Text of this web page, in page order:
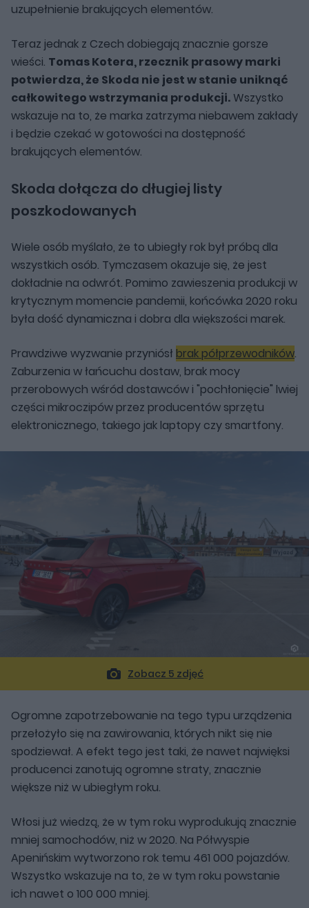
uzupełnienie brakujących elementów.
Teraz jednak z Czech dobiegają znacznie gorsze
wieści. Tomas Kotera, rzecznik prasowy marki
potwierdza, że Skoda nie jest w stanie uniknąć
całkowitego wstrzymania produkcji. Wszystko
wskazuje na to, że marka zatrzyma niebawem zakłady
i będzie czekać w gotowości na dostępność
brakujących elementów.
Skoda dołącza do długiej listy
poszkodowanych
Wiele osób myślało, że to ubiegły rok był próbą dla
wszystkich osób. Tymczasem okazuje się, że jest
dokładnie na odwrót. Pomimo zawieszenia produkcji w
krytycznym momencie pandemii, końcówka 2020 roku
była dość dynamiczna i dobra dla większości marek.
Prawdziwe wyzwanie przyniósł brak półprzewodników.
Zaburzenia w łańcuchu dostaw, brak mocy
przerobowych wśród dostawców i "pochłonięcie" lwiej
części mikroczipów przez producentów sprzętu
elektronicznego, takiego jak laptopy czy smartfony.
Zobacz 5 zdjęć
Ogromne zapotrzebowanie na tego typu urządzenia
przełożyło się na zawirowania, których nikt się nie
spodziewał. A efekt tego jest taki, że nawet najwięksi
producenci zanotują ogromne straty, znacznie
większe niż w ubiegłym roku.
Włosi już wiedzą, że w tym roku wyprodukują znacznie
mniej samochodów, niż w 2020. Na Półwyspie
Apenińskim wytworzono rok temu 461 000 pojazdów.
Wszystko wskazuje na to, że w tym roku powstanie
ich nawet o 100 000 mniej.